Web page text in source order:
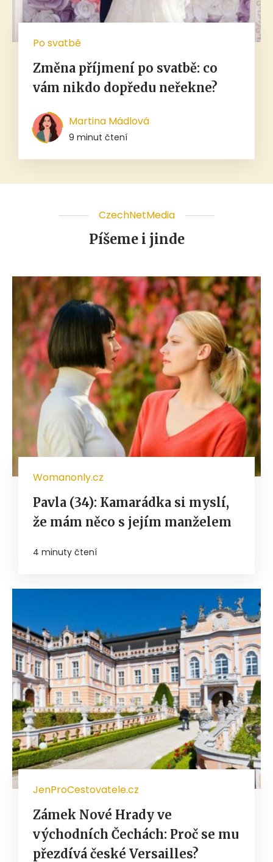
Po svatbě
Změna příjmení po svatbě: co
vám nikdo dopředu neřekne?
Martina Mádlová
9 minut čtení
CzechNetMedia
Píšeme i jinde
Womanonly.cz
Pavla (34): Kamarádka si myslí,
že mám něco s jejím manželem
4 minuty čtení
JenProCestovatele.cz
Zámek Nové Hrady ve
východních Čechách: Proč se mu
přezdívá české Versailles?